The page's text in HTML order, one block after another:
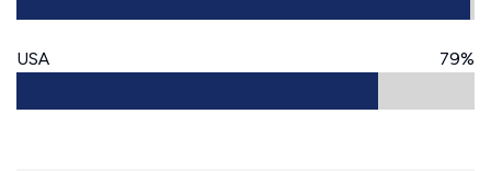
USA 79%